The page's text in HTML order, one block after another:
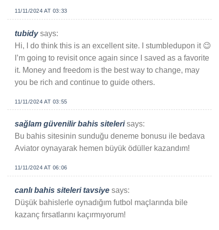
11/11/2024 AT 03:33
tubidy says:
Hi, I do think this is an excellent site. I stumbledupon it 😉
I’m going to revisit once again since I saved as a favorite
it. Money and freedom is the best way to change, may
you be rich and continue to guide others.
11/11/2024 AT 03:55
sağlam güvenilir bahis siteleri says:
Bu bahis sitesinin sunduğu deneme bonusu ile bedava
Aviator oynayarak hemen büyük ödüller kazandım!
11/11/2024 AT 06:06
canlı bahis siteleri tavsiye says:
Düşük bahislerle oynadığım futbol maçlarında bile
kazanç fırsatlarını kaçırmıyorum!